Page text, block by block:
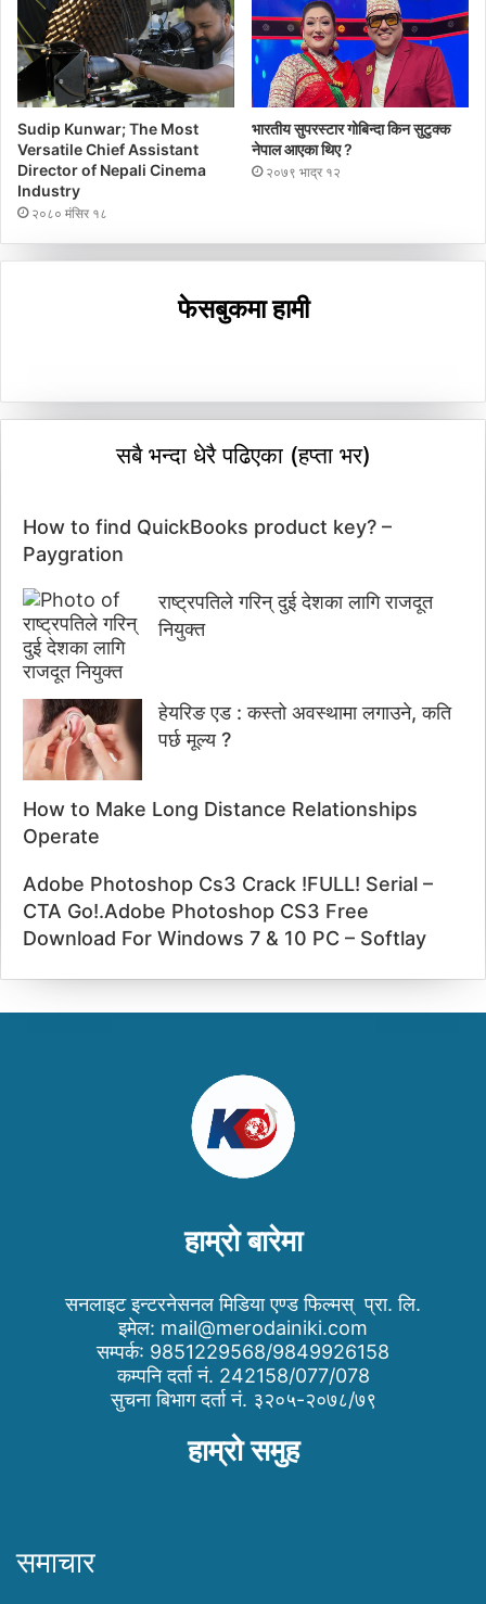
Sudip Kunwar; The Most
Versatile Chief Assistant
Director of Nepali Cinema
Industry
२०८० मंसिर १८
भारतीय सुपरस्टार गोबिन्दा किन सुटुक्क
नेपाल आएका थिए ?
२०७९ भाद्र १२
फेसबुकमा हामी
सबै भन्दा धेरै पढिएका (हप्ता भर)
How to find QuickBooks product key? –
Paygration
राष्ट्रपतिले गरिन् दुई देशका लागि राजदूत
नियुक्त
हेयरिङ एड : कस्तो अवस्थामा लगाउने, कति
पर्छ मूल्य ?
How to Make Long Distance Relationships
Operate
Adobe Photoshop Cs3 Crack !FULL! Serial –
CTA Go!.Adobe Photoshop CS3 Free
Download For Windows 7 & 10 PC – Softlay
हाम्रो बारेमा
सनलाइट इन्टरनेसनल मिडिया एण्ड फिल्मस् प्रा. लि.
इमेल: mail@merodainiki.com
सम्पर्क: 9851229568/9849926158
कम्पनि दर्ता नं. 242158/077/078
सुचना बिभाग दर्ता नं. ३२०५-२०७८/७९
हाम्रो समुह
समाचार